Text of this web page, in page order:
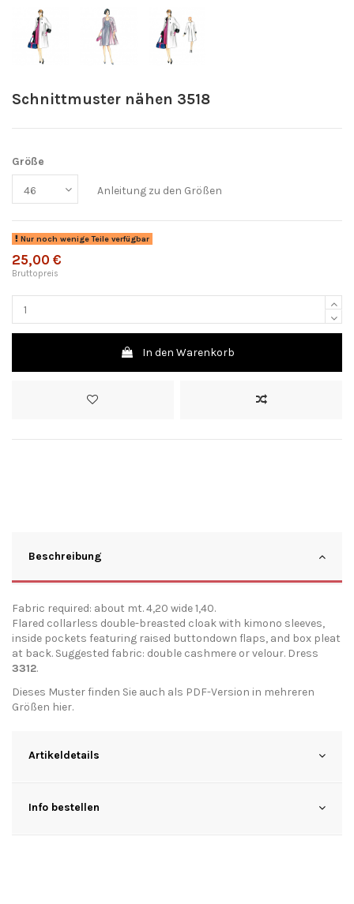
Schnittmuster nähen 3518
Größe
Anleitung zu den Größen
Nur noch wenige Teile verfügbar
25,00 €
Bruttopreis
In den Warenkorb
Beschreibung
Fabric required: about mt. 4,20 wide 1,40.
Flared collarless double-breasted cloak with kimono sleeves,
inside pockets featuring raised buttondown flaps, and box pleat
at back. Suggested fabric: double cashmere or velour. Dress
3312.
Dieses Muster finden Sie auch als PDF-Version in mehreren
Größen hier.
Artikeldetails
Info bestellen